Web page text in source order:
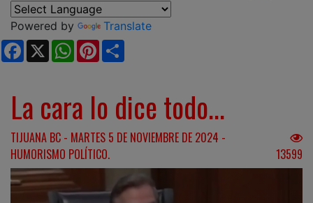
Powered by
Translate
Facebook
X WhatsApp
Pinterest
La cara lo dice todo...
TIJUANA BC - MARTES 5 DE NOVIEMBRE DE 2024 -
HUMORISMO POLÍTICO.
13599